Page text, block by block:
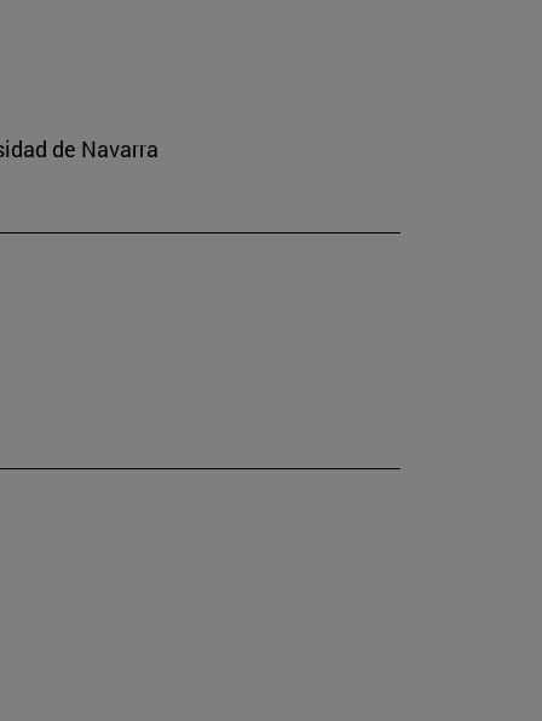
de Navarra